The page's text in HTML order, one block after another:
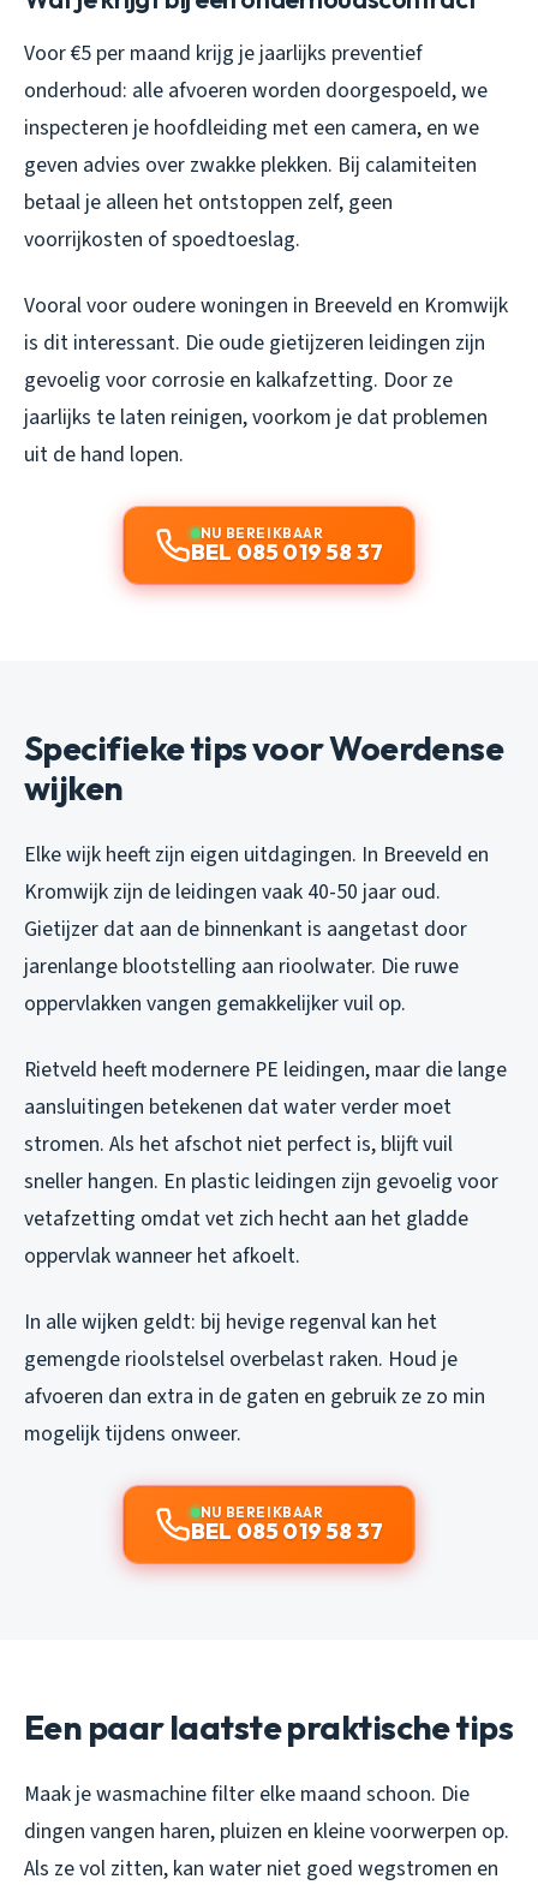
Voor €5 per maand krijg je jaarlijks preventief
onderhoud: alle afvoeren worden doorgespoeld, we
inspecteren je hoofdleiding met een camera, en we
geven advies over zwakke plekken. Bij calamiteiten
betaal je alleen het ontstoppen zelf, geen
voorrijkosten of spoedtoeslag.
Vooral voor oudere woningen in Breeveld en Kromwijk
is dit interessant. Die oude gietijzeren leidingen zijn
gevoelig voor corrosie en kalkafzetting. Door ze
jaarlijks te laten reinigen, voorkom je dat problemen
uit de hand lopen.
NU BEREIKBAAR
BEL 085 019 58 37
Specifieke tips voor Woerdense
wijken
Elke wijk heeft zijn eigen uitdagingen. In Breeveld en
Kromwijk zijn de leidingen vaak 40-50 jaar oud.
Gietijzer dat aan de binnenkant is aangetast door
jarenlange blootstelling aan rioolwater. Die ruwe
oppervlakken vangen gemakkelijker vuil op.
Rietveld heeft modernere PE leidingen, maar die lange
aansluitingen betekenen dat water verder moet
stromen. Als het afschot niet perfect is, blijft vuil
sneller hangen. En plastic leidingen zijn gevoelig voor
vetafzetting omdat vet zich hecht aan het gladde
oppervlak wanneer het afkoelt.
In alle wijken geldt: bij hevige regenval kan het
gemengde rioolstelsel overbelast raken. Houd je
afvoeren dan extra in de gaten en gebruik ze zo min
mogelijk tijdens onweer.
NU BEREIKBAAR
BEL 085 019 58 37
Een paar laatste praktische tips
Maak je wasmachine filter elke maand schoon. Die
dingen vangen haren, pluizen en kleine voorwerpen op.
Als ze vol zitten, kan water niet goed wegstromen en